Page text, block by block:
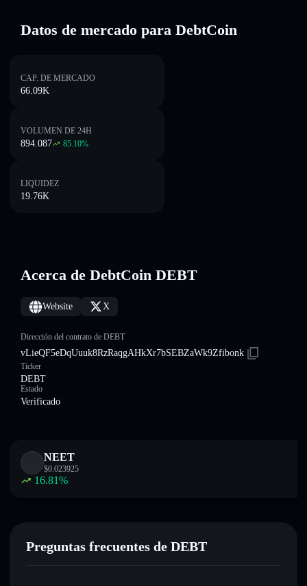
Datos de mercado para DebtCoin
CAP. DE MERCADO
66.09K
VOLUMEN DE 24H
894.087 85.10%
LIQUIDEZ
19.76K
Acerca de DebtCoin DEBT
Website X
Dirección del contrato de DEBT
vLieQF5eDqUuuk8RzRaqgAHkXr7bSEBZaWk9Zfibonk
Ticker
DEBT
Estado
Verificado
NEET
$0.023925
16.81%
Preguntas frecuentes de DEBT